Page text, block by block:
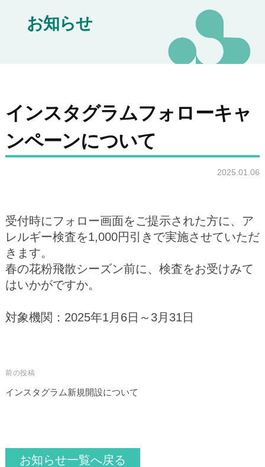
お知らせ
インスタグラムフォローキャ
ンペーンについて
2025.01.06
受付時にフォロー画面をご提示された方に、ア
レルギー検査を1,000円引きで実施させていただ
きます。
春の花粉飛散シーズン前に、検査をお受けみて
はいかがですか。
対象機関：2025年1月6日～3月31日
投
前の投稿
インスタグラム新規開設について
お知らせ一覧へ戻る